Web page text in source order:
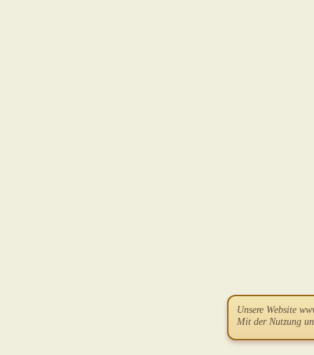
Unsere Website
Mit der Nutzung